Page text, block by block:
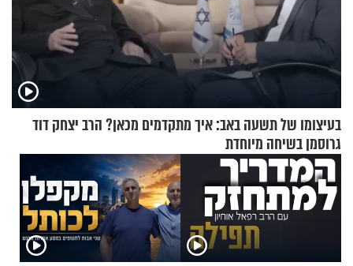
בעיצומו של תשעה באב: איך מתקדמים מכאן? הרב יצחק דוד
גרוסמן בשיחה מיוחדת